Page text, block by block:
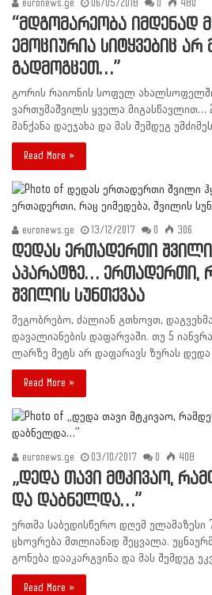
euronews.ge 06/05/2018 0 480
“მდგომარეობა იმდენად
ემოციურია სიტყვებიც
გადმოგცეთ…”
გორის რაიონის სოფელ
ვართუმაშვილს ყველა მიგასწავლით…
მანქანა დაეჯახა და მას შემდეგ
Read More »
euronews.ge 13/12/2017 0 306
დედას ერთადერთი შვილი
აპარატზე… ერთადერთი,
შვილის სუნთქვაა
მეგობრებო, ძალიან გთხოვთ,
დავალიანების დაფარვაში. თუ 5
ლარზე მეტს არ დაფარავს ზურას
Read More »
euronews.ge 03/10/2017 0 408
„დედა თავი მტკივაო,
და დაბნელდა…”
ერთმა საბედისწერო დღემ ულამაზესი
ცხოვრება მთლიანად შეცვალა.
გონება დააკარგვინა და მას შემდეგ
Read More »